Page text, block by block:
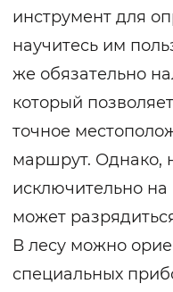
инструмент для
научитесь им
же обязательно
который
точное
маршрут. Однако,
исключительно на
может
В лесу можно
специальных